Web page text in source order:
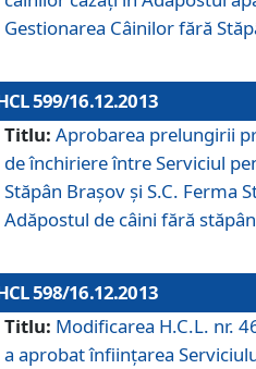
Gestionarea Câinilor fără
599/16.12.2013
Titlu: Aprobarea prelungirii
de închiriere între Serviciul
Stăpân Braşov şi S.C. Ferma
Adăpostul de câini fără
598/16.12.2013
Titlu: Modificarea H.C.L. nr.
a aprobat înfiinţarea